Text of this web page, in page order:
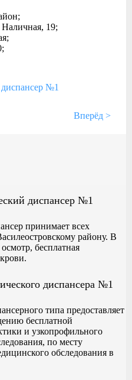
Наличная, 19;
Вперёд >
диспансер №1
принимает всех
району. В
бесплатная
диспансера №1
типа предоставляет
бесплатной
и узкопрофильного
по месту
обследования в